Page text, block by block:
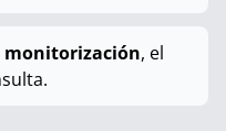
monitorización, el